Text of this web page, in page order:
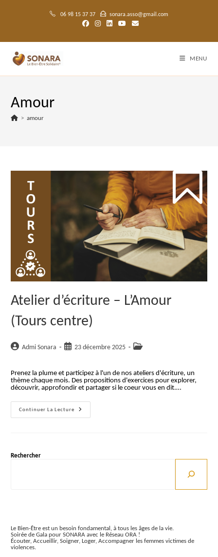
06 98 15 37 37 sonara.asso@gmail.com
MENU
Amour
> amour
Atelier d’écriture – L’Amour
(Tours centre)
Auteur/autrice
publication :
Admi Sonara
Publication
23 décembre 2025
Post
Prenez la plume et participez à l'un de nos ateliers d'écriture, un
thème chaque mois. Des propositions d'exercices pour explorer,
découvrir, approfondir et partager si le coeur vous en dit.…
Continuer La Lecture
Atelier
D’écriture
Rechercher
Le Bien-Être est un besoin fondamental, à tous les âges de la vie.
Soirée de Gala pour SONARA avec le Réseau ORA !
Écouter, Accueillir, Soigner, Loger, Accompagner les femmes victimes de
violences.